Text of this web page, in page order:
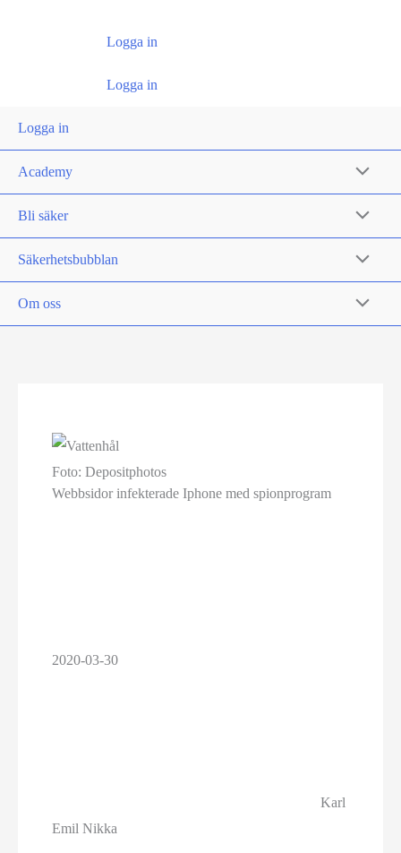
Logga in
Logga in
Logga in
Academy
Bli säker
Säkerhetsbubblan
Om oss
Foto: Depositphotos
Webbsidor infekterade Iphone med spionprogram
2020-03-30
Karl
Emil Nikka